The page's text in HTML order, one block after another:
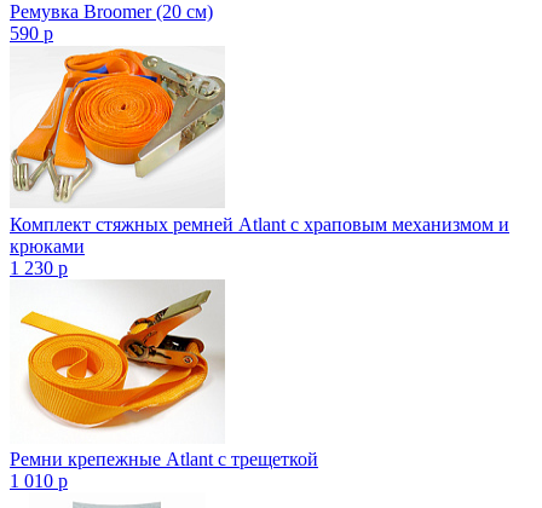
Ремувка Broomer (20 см)
590 p
Комплект стяжных ремней Atlant с храповым механизмом и
крюками
1 230 p
Ремни крепежные Atlant с трещеткой
1 010 p